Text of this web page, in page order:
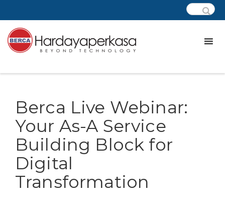
Berca Live Webinar:
Your As-A Service
Building Block for
Digital
Transformation